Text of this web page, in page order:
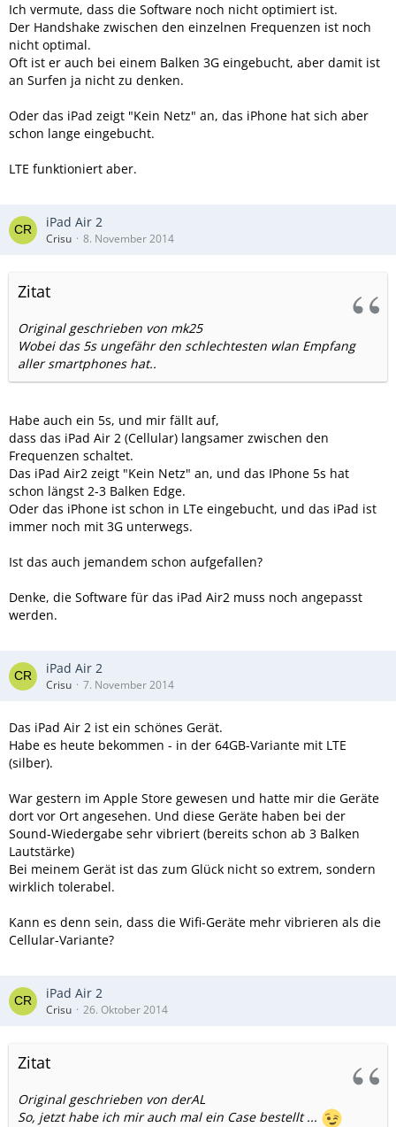
Ich vermute, dass die Software noch nicht optimiert ist.
Der Handshake zwischen den einzelnen Frequenzen ist noch
nicht optimal.
Oft ist er auch bei einem Balken 3G eingebucht, aber damit ist
an Surfen ja nicht zu denken.
Oder das iPad zeigt "Kein Netz" an, das iPhone hat sich aber
schon lange eingebucht.
LTE funktioniert aber.
iPad Air 2
Crisu 8. November 2014
Zitat
Original geschrieben von mk25
Wobei das 5s ungefähr den schlechtesten wlan Empfang
aller smartphones hat..
Habe auch ein 5s, und mir fällt auf,
dass das iPad Air 2 (Cellular) langsamer zwischen den
Frequenzen schaltet.
Das iPad Air2 zeigt "Kein Netz" an, und das IPhone 5s hat
schon längst 2-3 Balken Edge.
Oder das iPhone ist schon in LTe eingebucht, und das iPad ist
immer noch mit 3G unterwegs.
Ist das auch jemandem schon aufgefallen?
Denke, die Software für das iPad Air2 muss noch angepasst
werden.
iPad Air 2
Crisu 7. November 2014
Das iPad Air 2 ist ein schönes Gerät.
Habe es heute bekommen - in der 64GB-Variante mit LTE
(silber).
War gestern im Apple Store gewesen und hatte mir die Geräte
dort vor Ort angesehen. Und diese Geräte haben bei der
Sound-Wiedergabe sehr vibriert (bereits schon ab 3 Balken
Lautstärke)
Bei meinem Gerät ist das zum Glück nicht so extrem, sondern
wirklich tolerabel.
Kann es denn sein, dass die Wifi-Geräte mehr vibrieren als die
Cellular-Variante?
iPad Air 2
Crisu 26. Oktober 2014
Zitat
Original geschrieben von derAL
So, jetzt habe ich mir auch mal ein Case bestellt ...